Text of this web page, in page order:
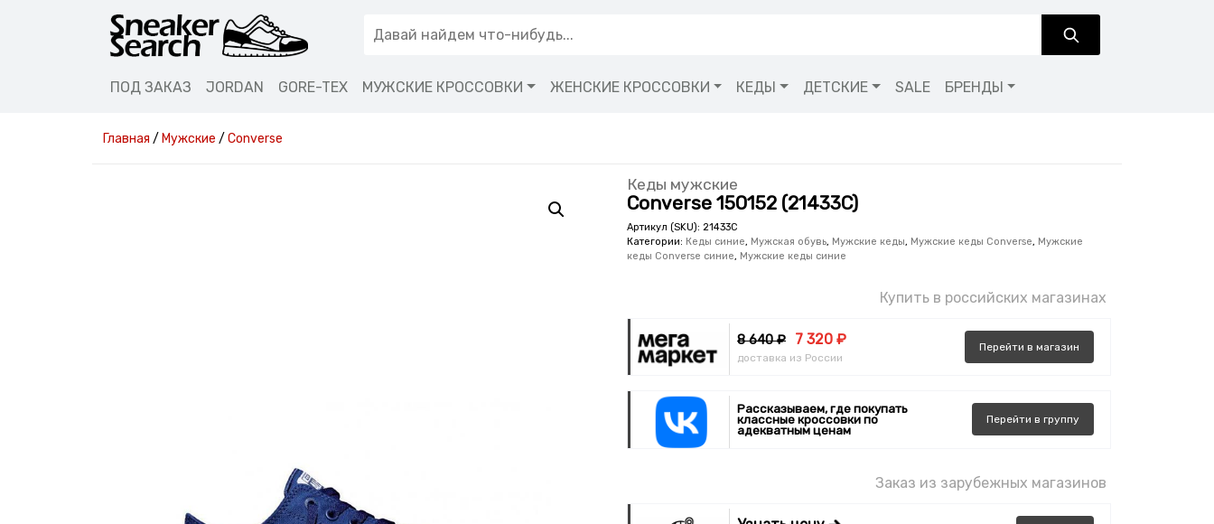
ПОД ЗАКАЗ JORDAN GORE-TEX МУЖСКИЕ КРОССОВКИ ЖЕНСКИЕ КРОССОВКИ КЕДЫ ДЕТСКИЕ SALE БРЕНДЫ
Главная / Мужские / Converse
Кеды мужские
Converse 150152 (21433C)
Артикул (SKU):21433C
Категории: Кеды синие, Мужская обувь, Мужские кеды, Мужские кеды Converse, Мужские
кеды Converse синие, Мужские кеды синие
Купить в российских магазинах
8 640 ₽ 7 320 ₽
доставка из России
Перейти в магазин
Рассказываем, где покупать
классные кроссовки по
адекватным ценам
Перейти в группу
Заказ из зарубежных магазинов